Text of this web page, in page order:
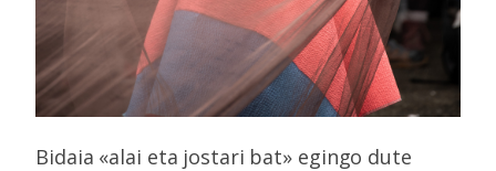
Bidaia «alai eta jostari bat» egingo dute